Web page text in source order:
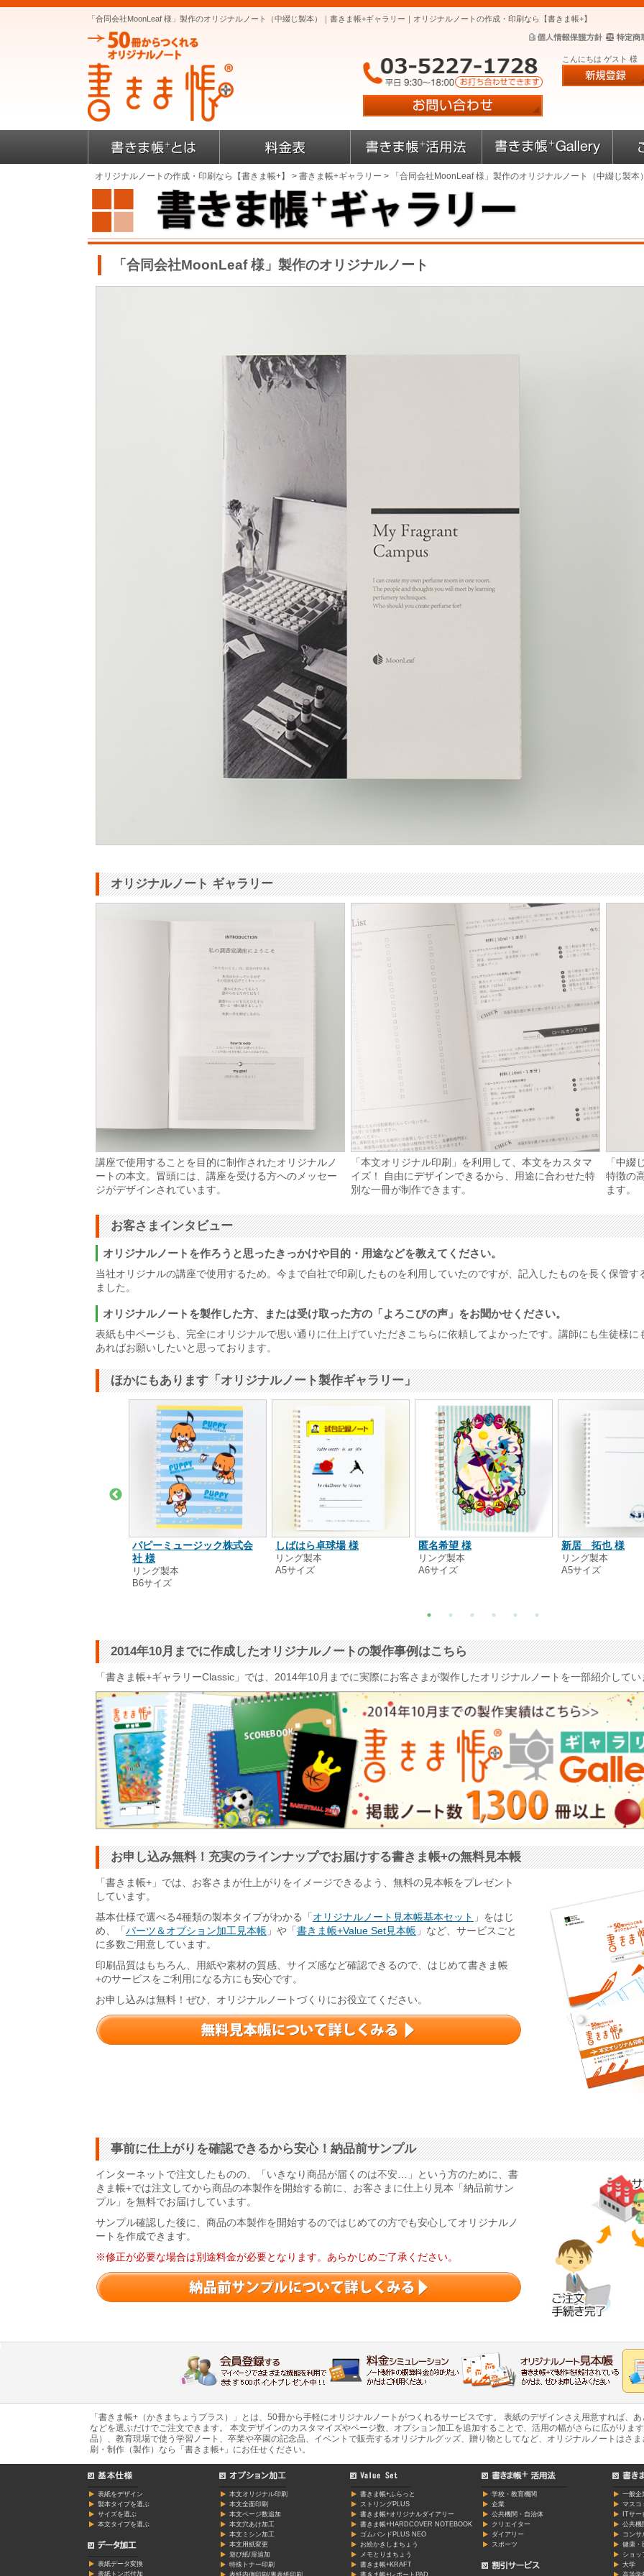
「合同会社MoonLeaf 様」製作のオリジナルノート（中綴じ製本）｜書きま帳+ギャラリー｜オリジナルノートの作成・印刷なら【書きま帳+】
こんにちは ゲスト 様
オリジナルノートの作成・印刷なら【書きま帳+】 > 書きま帳+ギャラリー > 「合同会社MoonLeaf 様」製作のオリジナルノート（中綴じ製本
「合同会社MoonLeaf 様」製作のオリジナルノート
オリジナルノート ギャラリー
講座で使用することを目的に制作されたオリジナルノ
ートの本文。冒頭には、講座を受ける方へのメッセー
ジがデザインされています。
「本文オリジナル印刷」を利用して、本文をカスタマ
イズ！ 自由にデザインできるから、用途に合わせた特
別な一冊が制作できます。
「中綴
特徴の
ます。
お客さまインタビュー
オリジナルノートを作ろうと思ったきっかけや目的・用途などを教えてください。
当社オリジナルの講座で使用するため。今まで自社で印刷したものを利用していたのですが、記入したものを長く保管
ました。
オリジナルノートを製作した方、または受け取った方の「よろこびの声」をお聞かせください。
表紙も中ページも、完全にオリジナルで思い通りに仕上げていただきこちらに依頼してよかったです。講師にも生徒様
あればお願いしたいと思っております。
ほかにもあります「オリジナルノート製作ギャラリー」
パピーミュージック株式会
社 様
リング製本
B6サイズ
しばはら卓球場 様
リング製本
A5サイズ
匿名希望 様
リング製本
A6サイズ
新居 拓也 様
リング製本
A5サイズ
2014年10月までに作成したオリジナルノートの製作事例はこちら
「書きま帳+ギャラリーClassic」では、2014年10月までに実際にお客さまが製作したオリジナルノートを一部紹介してい
お申し込み無料！充実のラインナップでお届けする書きま帳+の無料見本帳
「書きま帳+」では、お客さまが仕上がりをイメージできるよう、無料の見本帳をプレゼント
しています。
基本仕様で選べる4種類の製本タイプがわかる「 オリジナルノート見本帳基本セット 」をはじ
め、「 パーツ＆オプション加工見本帳 」や「 書きま帳+Value Set見本帳 」など、サービスごと
に多数ご用意しています。
印刷品質はもちろん、用紙や素材の質感、サイズ感など確認できるので、はじめて書きま帳
+のサービスをご利用になる方にも安心です。
お申し込みは無料！ぜひ、オリジナルノートづくりにお役立てください。
事前に仕上がりを確認できるから安心！納品前サンプル
インターネットで注文したものの、「いきなり商品が届くのは不安…」という方のために、書
きま帳+では注文してから商品の本製作を開始する前に、お客さまに仕上り見本「納品前サン
プル」を無料でお届けしています。
サンプル確認した後に、商品の本製作を開始するのではじめての方でも安心してオリジナルノ
ートを作成できます。
※修正が必要な場合は別途料金が必要となります。あらかじめご了承ください。
「書きま帳+（かきまちょうプラス）」とは、50冊から手軽にオリジナルノートがつくれるサービスです。 表紙のデザインさえ用意すれば、
などを選ぶだけでご注文できます。 本文デザインのカスタマイズやページ数、オプション加工を追加することで、活用の幅がさらに広がりま
品）、教育現場で使う学習ノート、卒業や卒園の記念品、イベントで販売するオリジナルグッズ、贈り物としてなど、オリジナルノートはさ
刷・制作（製作）なら「書きま帳+」にお任せください。
表紙をデザイン
製本タイプを選ぶ
サイズを選ぶ
本文タイプを選ぶ
表紙データ変換
表紙トンボ付加
本文オリジナル印刷
本文全面印刷
本文ページ数追加
本文穴あけ加工
本文ミシン加工
本文用紙変更
遊び紙/扉追加
特殊トナー印刷
書きま帳+ふらっと
ストリングPLUS
書きま帳+オリジナルダイアリー
書きま帳+HARDCOVER NOTEBOOK
ゴムバンドPLUS NEO
お絵かきしまちょう
メモとりまちょう
書きま帳+KRAFT
学校・教育機関
企業
公共機関・自治体
クリエイター
ダイアリー
スポーツ
一般企
マスコ
ITサ
公共機
コンサ
健康・
ショッ
大学